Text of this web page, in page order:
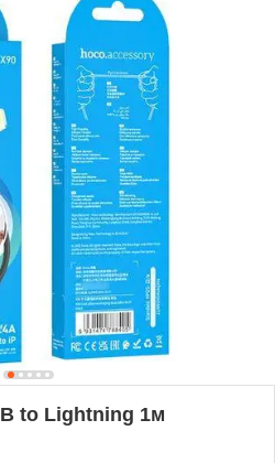
to Lightning 1м